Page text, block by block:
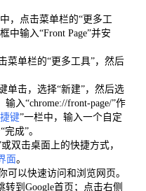
，点击菜单栏的“更多工
中输入“Front Page”并安
菜单栏的“更多工具”，然后
单击，选择“新建”，然后选
入“chrome://front-page/”作
键”一栏中，输入一个自定
成”。
双击桌面上的快捷方式，
面。
可以快速访问和浏览网页。
到Google首页；点击右侧